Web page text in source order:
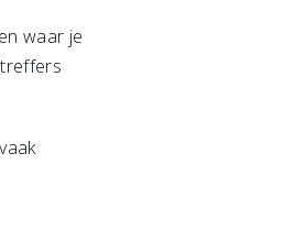
waar je